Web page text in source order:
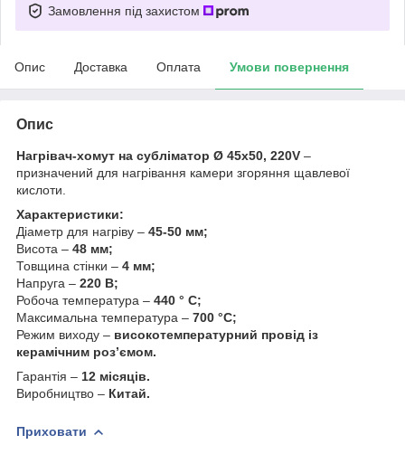
Замовлення під захистом
Опис Доставка Оплата Умови повернення
Опис
Нагрівач-хомут на субліматор Ø 45х50, 220V –
призначений для нагрівання камери згоряння щавлевої
кислоти.
Характеристики:
Діаметр для нагріву – 45-50 мм;
Висота – 48 мм;
Товщина стінки – 4 мм;
Напруга – 220 В;
Робоча температура – ​​440 ° С;
Максимальна температура – ​​700 °C;
Режим виходу – високотемпературний провід із
керамічним роз’ємом.
Гарантія – 12 місяців.
Виробництво – Китай.
Приховати